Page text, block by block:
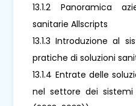
13.1.2 Panoramica
sanitarie Allscripts
13.1.3 Introduzione al
pratiche di soluzioni
13.1.4 Entrate delle
nel settore dei